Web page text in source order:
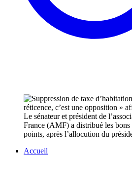
Le sénateur et président de
France (AMF) a distribué les bons
points, après l’allocution du
Accueil